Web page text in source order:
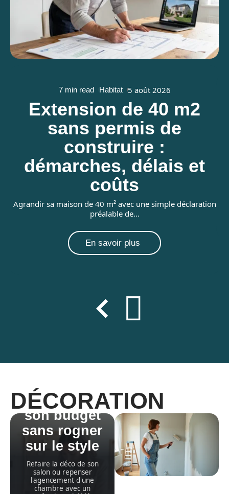
7 min read Habitat 5 août 2026
Extension de 40 m2
sans permis de
construire :
démarches, délais et
coûts
Agrandir sa maison de 40 m² avec une simple déclaration
préalable de…
En savoir plus
DÉCORATION
décorateur :
optimiser
son budget
sans rogner
sur le style
Refaire la déco de son
salon ou repenser
l'agencement d'une
chambre avec un